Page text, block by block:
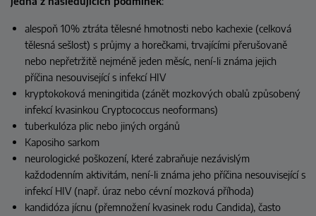
alespoň 10% ztráta tělesné hmotnosti nebo kachexie (celková
tělesná sešlost) s průjmy a horečkami, trvajícími přerušovaně
nebo nepřetržitě nejméně jeden měsíc, není-li známa jejich
příčina nesouvisející s infekcí HIV
kryptokoková meningitida (zánět mozkových obalů způsobený
infekcí kvasinkou Cryptococcus neoformans)
tuberkulóza plic nebo jiných orgánů
Kaposiho sarkom
neurologické poškození, které zabraňuje nezávislým
každodenním aktivitám, není-li známa jeho příčina nesouvisející s
infekcí HIV (např. úraz nebo cévní mozková příhoda)
kandidóza jícnu (přemnožení kvasinek rodu Candida), často